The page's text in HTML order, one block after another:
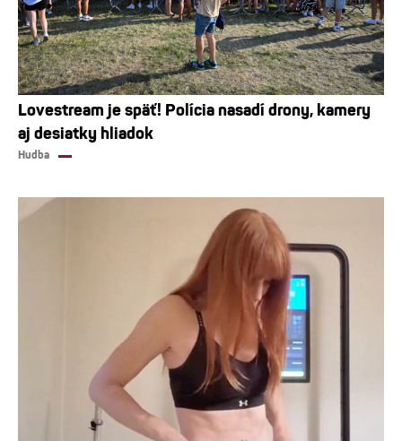
Lovestream je späť! Polícia nasadí drony, kamery
aj desiatky hliadok
Hudba